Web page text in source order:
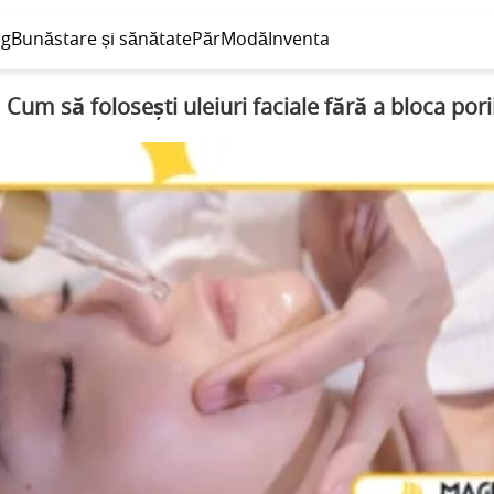
Bunăstare și sănătatePărModă Inventa
Cum să folosești uleiuri faciale fără a bloca